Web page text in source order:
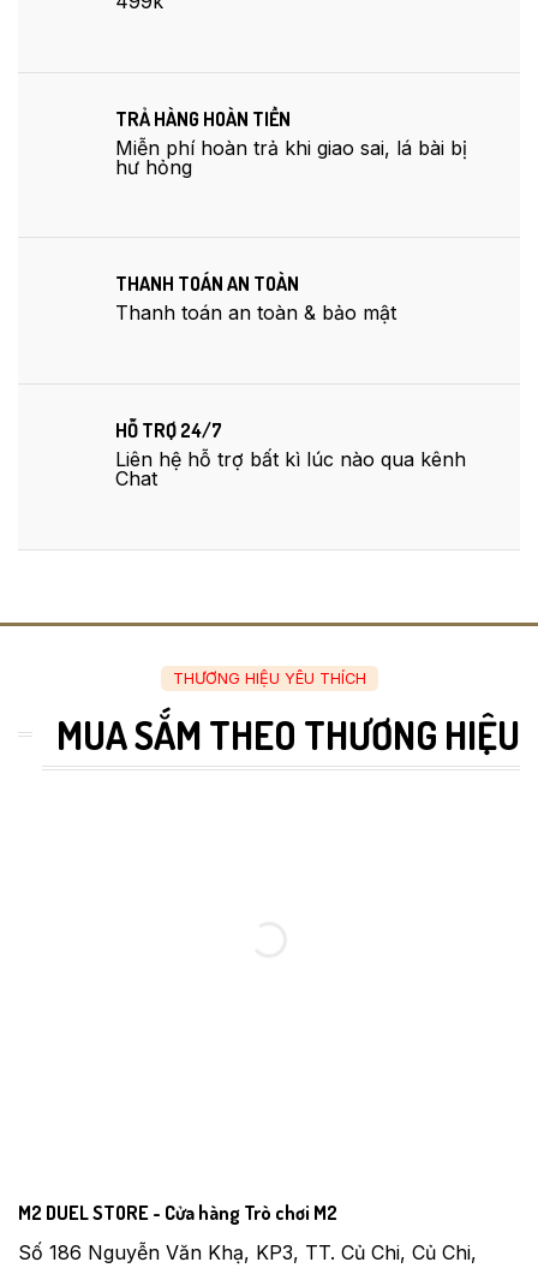
TRẢ HÀNG HOÀN TIỀN
Miễn phí hoàn trả khi giao sai, lá bài bị
hư hỏng
THANH TOÁN AN TOÀN
Thanh toán an toàn & bảo mật
HỖ TRỢ 24/7
Liên hệ hỗ trợ bất kì lúc nào qua kênh
Chat
THƯƠNG HIỆU YÊU THÍCH
MUA SẮM THEO THƯƠNG HIỆU
M2 DUEL STORE - Cửa hàng Trò chơi M2
Số 186 Nguyễn Văn Khạ, KP3, TT. Củ Chi, Củ Chi,